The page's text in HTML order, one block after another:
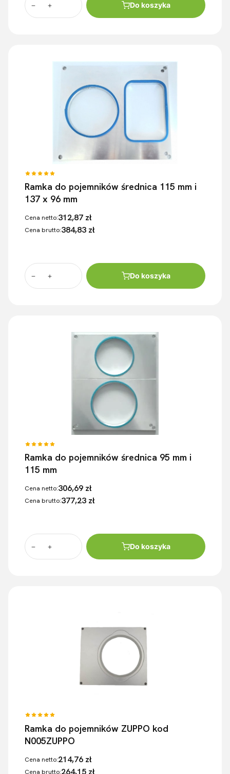
Do koszyka
Ramka do pojemników średnica 115 mm i
137 x 96 mm
Cena netto:312,87 zł
Cena brutto:384,83 zł
Do koszyka
Ramka do pojemników średnica 95 mm i
115 mm
Cena netto:306,69 zł
Cena brutto:377,23 zł
Do koszyka
Ramka do pojemników ZUPPO kod
N005ZUPPO
Cena netto:214,76 zł
Cena brutto:264,15 zł